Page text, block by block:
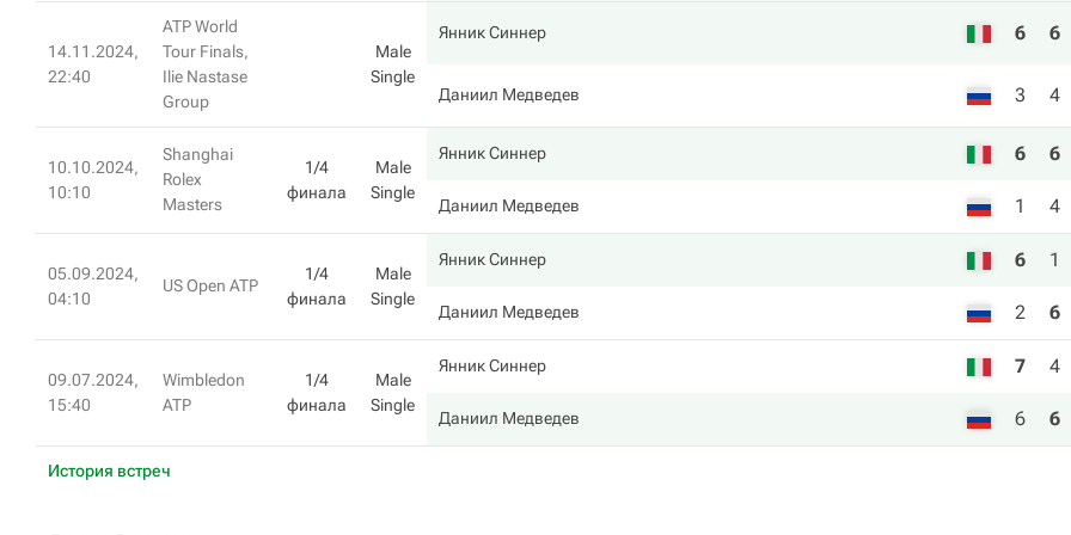
14.11.2024,
22:40
ATP World
Tour Finals,
Ilie Nastase
Group
Male
Single
Янник Синнер 6 6
Даниил Медведев 3 4
10.10.2024,
10:10
Shanghai
Rolex
Masters
1/4
финала
Male
Single
Янник Синнер 6 6
Даниил Медведев 1 4
05.09.2024,
04:10
US Open ATP
1/4
финала
Male
Single
Янник Синнер 6 1
Даниил Медведев 2 6
09.07.2024,
15:40
Wimbledon
ATP
1/4
финала
Male
Single
Янник Синнер 7 4
Даниил Медведев 6 6
История встреч